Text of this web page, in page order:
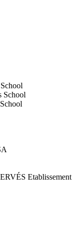
Etablissement